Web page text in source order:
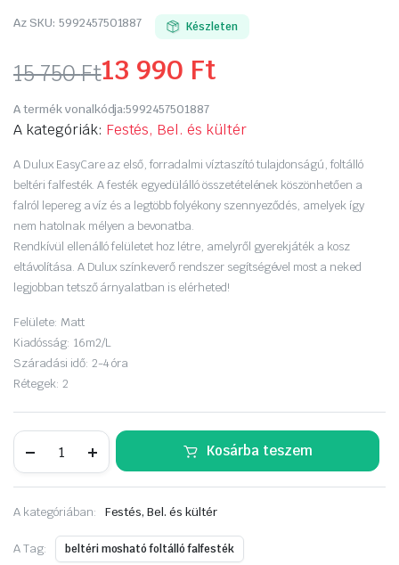
Az SKU: 5992457501887 Készleten
15 750Ft
Original
price
was:
15
750 Ft.
13 990 Ft
Current
price
is:
13
990 Ft.
A termék vonalkódja:5992457501887
A kategóriák: Festés, Bel. és kültér
A Dulux EasyCare az első, forradalmi víztaszító tulajdonságú, foltálló
beltéri falfesték. A festék egyedülálló összetételének köszönhetően a
falról lepereg a víz és a legtöbb folyékony szennyeződés, amelyek így
nem hatolnak mélyen a bevonatba.
Rendkívül ellenálló felületet hoz létre, amelyről gyerekjáték a kosz
eltávolítása. A Dulux színkeverő rendszer segítségével most a neked
legjobban tetsző árnyalatban is elérheted!
Felülete: Matt
Kiadósság: 16m2/L
Száradási idő: 2-4 óra
Rétegek: 2
EasyCare
liter
mennyiség
Kosárba teszem
A kategóriában: Festés, Bel. és kültér
A Tag: beltéri mosható foltálló falfesték